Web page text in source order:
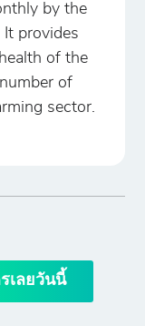
by the
It provides
of the
of
sector.
เลยวันนี้